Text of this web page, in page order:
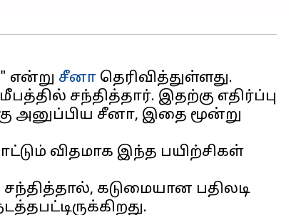
என்று சீனா தெரிவித்துள்ளது.
சந்தித்தார். இதற்கு எதிர்ப்பு
அனுப்பிய சீனா, இதை மூன்று
விதமாக இந்த பயிற்சிகள்
கடுமையான பதிலடி